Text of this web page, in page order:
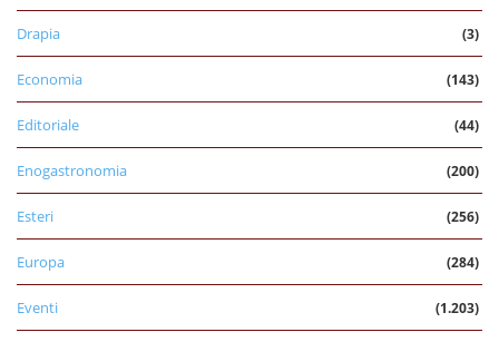
Drapia (3)
Economia (143)
Editoriale (44)
Enogastronomia (200)
Esteri (256)
Europa (284)
Eventi (1.203)